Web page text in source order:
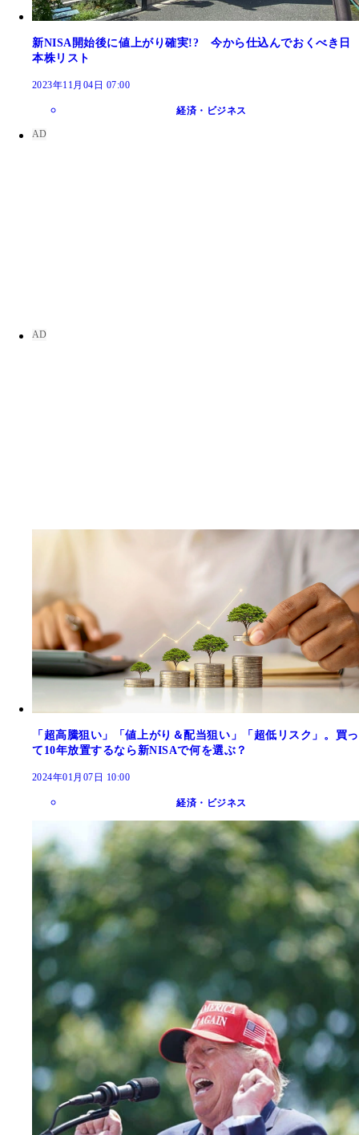
新NISA開始後に値上がり確実!? 今から仕込んでおくべき日
本株リスト
2023年11月04日 07:00
経済・ビジネス
「超高騰狙い」「値上がり＆配当狙い」「超低リスク」。買っ
て10年放置するなら新NISAで何を選ぶ？
2024年01月07日 10:00
経済・ビジネス